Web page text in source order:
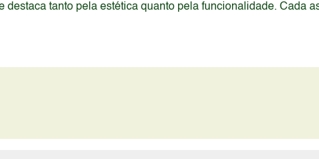
tanto pela estética quanto pela funcionalidade. Cada